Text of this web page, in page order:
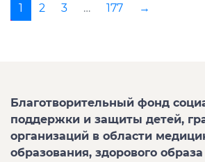
1 2 3 … 177 →
Благотворительный фонд
поддержки и защиты детей,
организаций в области
образования, здорового